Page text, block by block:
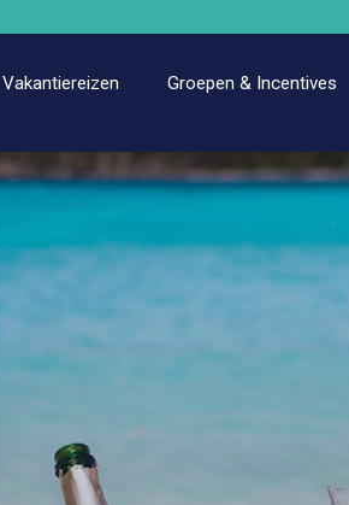
Vakantiereizen Groepen & Incentives